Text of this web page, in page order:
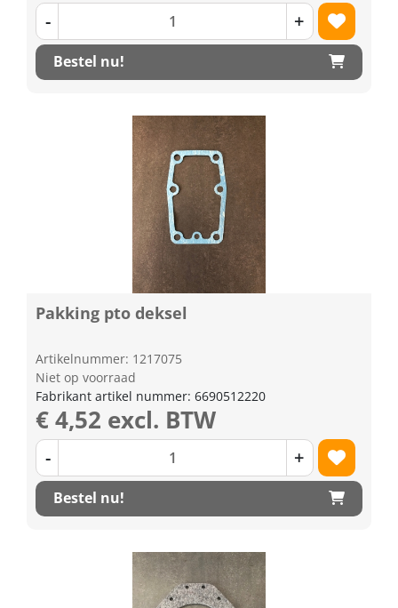
- +
Bestel nu!
Pakking pto deksel
Artikelnummer: 1217075
Niet op voorraad
Fabrikant artikel nummer: 6690512220
€ 4,52 excl. BTW
- +
Bestel nu!